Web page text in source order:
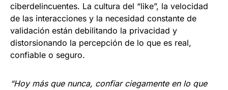
ciberdelincuentes. La cultura del “like”, la velocidad
de las interacciones y la necesidad constante de
validación están debilitando la privacidad y
distorsionando la percepción de lo que es real,
confiable o seguro.
“Hoy más que nunca, confiar ciegamente en lo que